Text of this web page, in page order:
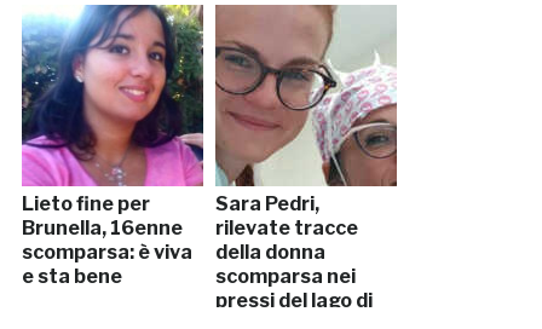
Lieto fine per
Brunella, 16enne
scomparsa: è viva
e sta bene
Sara Pedri,
rilevate tracce
della donna
scomparsa nei
pressi del lago di